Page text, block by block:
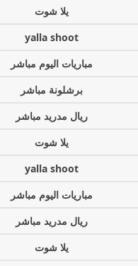
يلا شوت
yalla shoot
مباريات اليوم مباشر
برشلونة مباشر
ريال مدريد مباشر
يلا شوت
yalla shoot
مباريات اليوم مباشر
ريال مدريد مباشر
يلا شوت